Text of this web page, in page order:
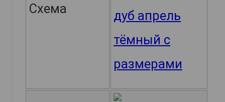
Схема